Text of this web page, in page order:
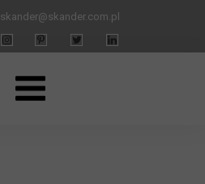
skander@skander.com.pl